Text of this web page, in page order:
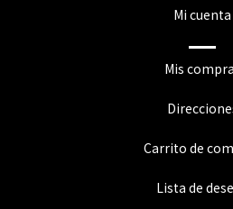
Mi cuenta
Mis
Carrito de
Lista de